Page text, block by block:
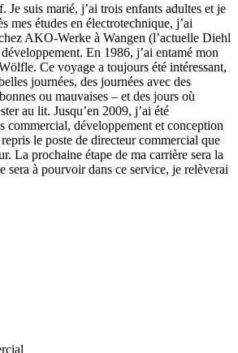
Je suis marié, j’ai trois enfants adultes et je
mes études en électrotechnique, j’ai
AKO-Werke à Wangen (l’actuelle Diehl
En 1986, j’ai entamé mon
Ce voyage a toujours été intéressant,
journées, des journées avec des
ou mauvaises – et des jours où
au lit. Jusqu’en 2009, j’ai été
commercial, développement et conception
le poste de directeur commercial que
La prochaine étape de ma carrière sera la
sera à pourvoir dans ce service, je relèverai